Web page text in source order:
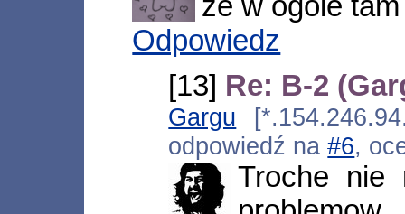
że w ogóle
Odpowiedz
[13] Re: B-2
Gargu
odpowiedź na#6,
Troche nie